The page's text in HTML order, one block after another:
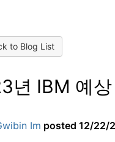
to Blog List
년 IBM 예
Im posted 12/22/